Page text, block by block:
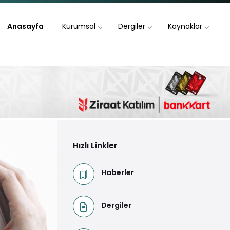
Anasayfa Kurumsal Dergiler Kaynaklar
Hızlı Linkler
Haberler
Dergiler